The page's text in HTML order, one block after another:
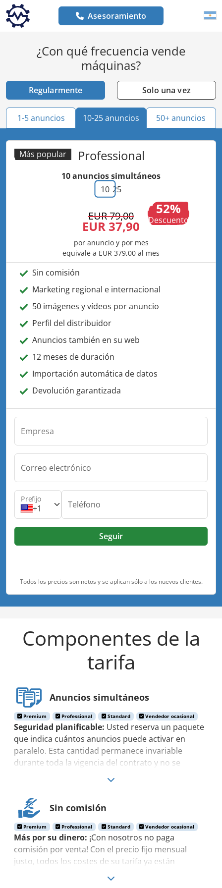
Asesoramiento
¿Con qué frecuencia vende
máquinas?
Regularmente Solo una vez
1-5 anuncios 10-25 anuncios 50+ anuncios
Más popular Professional
10anuncios simultáneos
10 25
EUR 79,00 52
Descuento
EUR 37,90
por anuncio y por mes
equivale a EUR 379,00 al mes
Sin comisión
Marketing regional e internacional
50 imágenes y vídeos por anuncio
Perfil del distribuidor
Anuncios también en su web
12 meses de duración
Importación automática de datos
Devolución garantizada
Empresa
Correo electrónico
Prefijo
+1 Teléfono
Seguir
Todos los precios son netos y se aplican sólo a los nuevos clientes.
Componentes de la
tarifa
Anuncios simultáneos
Premium Professional Standard Vendedor ocasional
Seguridad planificable: Usted reserva un paquete
que indica cuántos anuncios puede activar en
paralelo. Esta cantidad permanece invariable
durante toda la vigencia del contrato y no se
Sin comisión
Premium Professional Standard Vendedor ocasional
Más por su dinero: ¡Con nosotros no paga
comisión por venta! Con el precio fijo mensual
justo, todos los costes de su tarifa ya están